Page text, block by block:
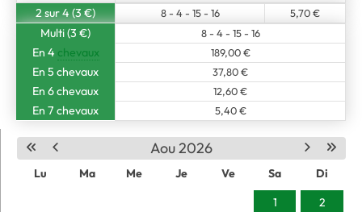
Aou 2026
Lu Ma Me Je Ve Sa
Di
1
2
2 sur 4 (3 €) 8 - 4 - 15 - 16 5,70 €
Multi (3 €) 8 - 4 - 15 - 16
En 4 chevaux 189,00 €
En 5 chevaux 37,80 €
En 6 chevaux 12,60 €
En 7 chevaux 5,40 €